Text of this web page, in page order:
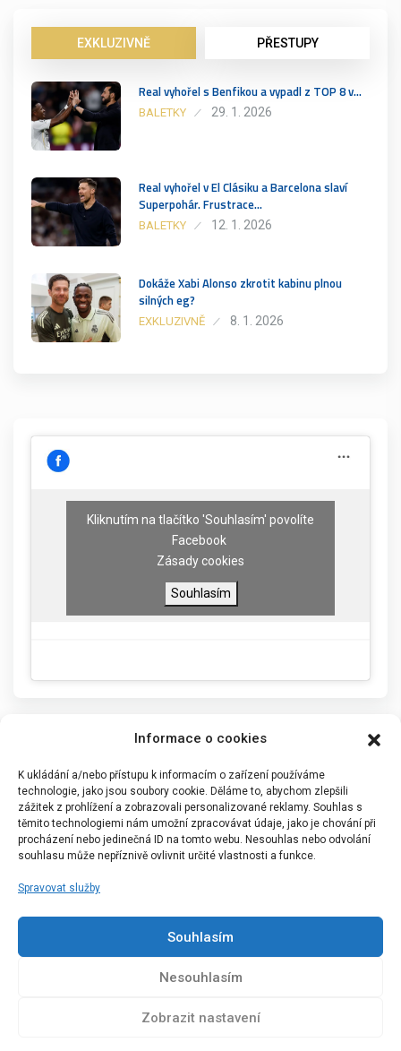
Informace o cookies
K ukládání a/nebo přístupu k informacím o zařízení používáme
technologie, jako jsou soubory cookie. Děláme to, abychom zlepšili
zážitek z prohlížení a zobrazovali personalizované reklamy. Souhlas s
těmito technologiemi nám umožní zpracovávat údaje, jako je chování při
procházení nebo jedinečná ID na tomto webu. Nesouhlas nebo odvolání
souhlasu může nepříznivě ovlivnit určité vlastnosti a funkce.
Spravovat služby
Souhlasím
Nesouhlasím
Zobrazit nastavení
EXKLUZIVNĚ PŘESTUPY
Real vyhořel s Benfikou a vypadl z TOP 8 v…
BALETKY 29. 1. 2026
Real vyhořel v El Clásiku a Barcelona slaví
Superpohár. Frustrace…
BALETKY 12. 1. 2026
Dokáže Xabi Alonso zkrotit kabinu plnou
silných eg?
EXKLUZIVNĚ 8. 1. 2026
Kliknutím na tlačítko 'Souhlasím' povolíte
Facebook
Zásady cookies
Souhlasím
Kopírování obsahu je přísně zakázáno.